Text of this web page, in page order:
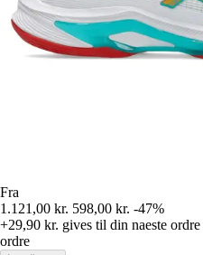
Fra
1.121,00 kr. 598,00 kr. -47%
+29,90 kr. gives til din naeste ordre
ordre